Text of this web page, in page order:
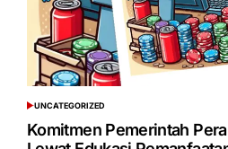
POSTED
IN
UNCATEGORIZED
Komitmen Pemerintah